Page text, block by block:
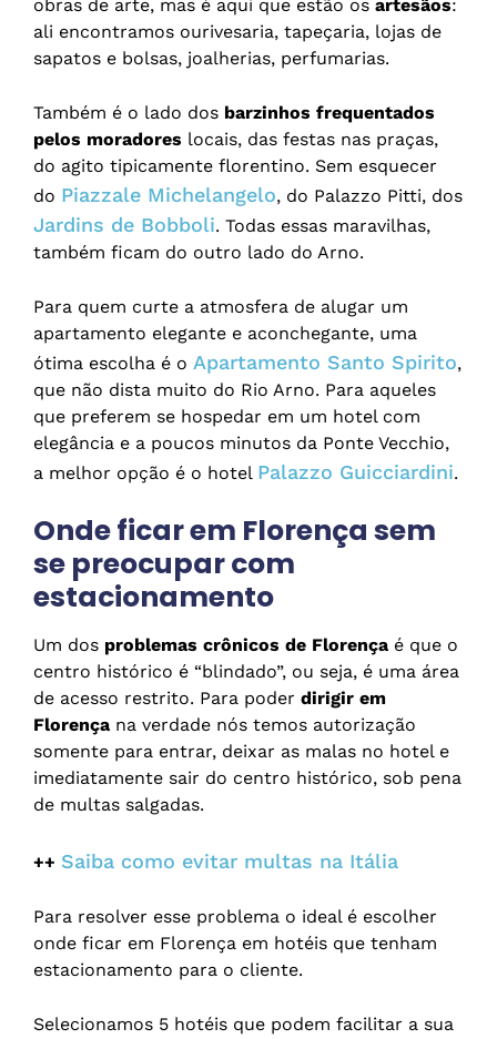
obras de arte, mas é aqui que estão os artesãos:
ali encontramos ourivesaria, tapeçaria, lojas de
sapatos e bolsas, joalherias, perfumarias.
Também é o lado dos barzinhos frequentados
pelos moradores locais, das festas nas praças,
do agito tipicamente florentino. Sem esquecer
do Piazzale Michelangelo, do Palazzo Pitti, dos
Jardins de Bobboli. Todas essas maravilhas,
também ficam do outro lado do Arno.
Para quem curte a atmosfera de alugar um
apartamento elegante e aconchegante, uma
ótima escolha é o Apartamento Santo Spirito,
que não dista muito do Rio Arno. Para aqueles
que preferem se hospedar em um hotel com
elegância e a poucos minutos da Ponte Vecchio,
a melhor opção é o hotel Palazzo Guicciardini.
Onde ficar em Florença sem
se preocupar com
estacionamento
Um dos problemas crônicos de Florença é que o
centro histórico é “blindado”, ou seja, é uma área
de acesso restrito. Para poder dirigir em
Florença na verdade nós temos autorização
somente para entrar, deixar as malas no hotel e
imediatamente sair do centro histórico, sob pena
de multas salgadas.
++ Saiba como evitar multas na Itália
Para resolver esse problema o ideal é escolher
onde ficar em Florença em hotéis que tenham
estacionamento para o cliente.
Selecionamos 5 hotéis que podem facilitar a sua